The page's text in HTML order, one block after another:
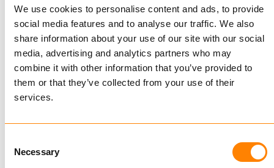
We use cookies to personalise content and ads, to provide
social media features and to analyse our traffic. We also
share information about your use of our site with our social
media, advertising and analytics partners who may
combine it with other information that you’ve provided to
them or that they’ve collected from your use of their
services.
Selection
Necessary
BOSS
Kr 1 700,00 Ekskl. mva
KJØP